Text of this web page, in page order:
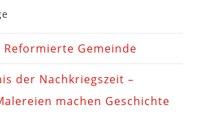
Reformierte Gemeinde
der Nachkriegszeit –
machen Geschichte